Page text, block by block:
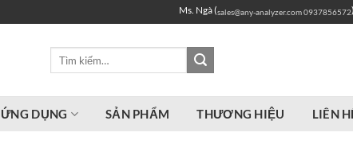
Ms. Ngà (sales@any-analyzer.com0937856572
ỨNG DỤNG SẢN PHẨM THƯƠNG HIỆU LIÊN